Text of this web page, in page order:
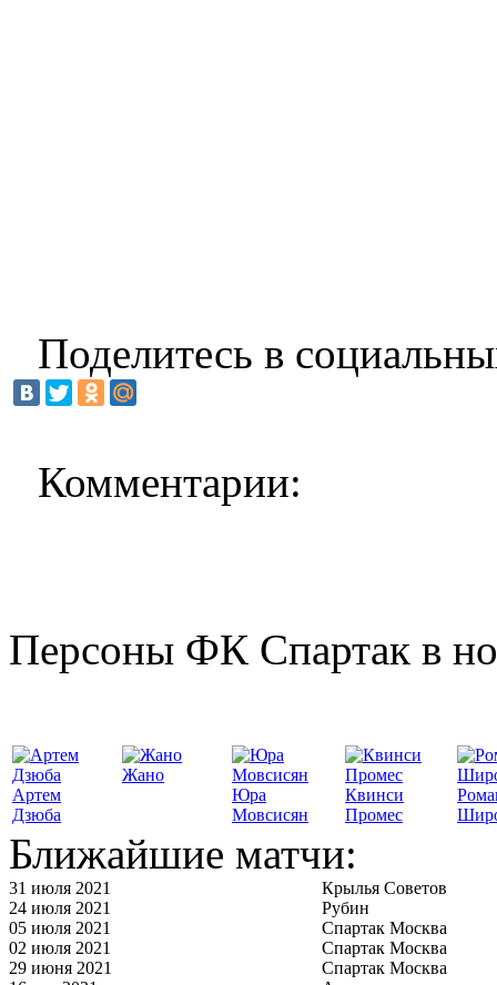
Поделитесь в
Комментарии:
Персоны ФК Спартак в
Артем
Дзюба
Жано
Юра
Мовсисян
Квинси
Промес
Ближайшие матчи:
31 июля 2021
Крылья Советов
24 июля 2021
Рубин
05 июля 2021
Спартак Москва
02 июля 2021
Спартак Москва
29 июня 2021
Спартак Москва